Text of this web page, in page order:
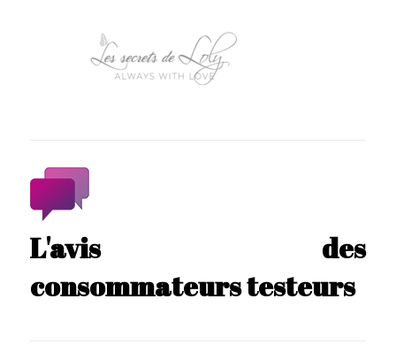
L'avis des
consommateurs testeurs